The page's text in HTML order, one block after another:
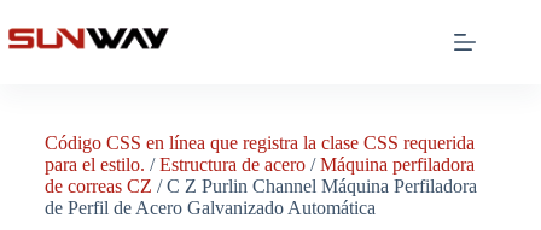
Código CSS en línea que registra la clase CSS requerida
para el estilo. /Estructura de acero/Máquina perfiladora
de correas CZ / C Z Purlin Channel Máquina Perfiladora
de Perfil de Acero Galvanizado Automática